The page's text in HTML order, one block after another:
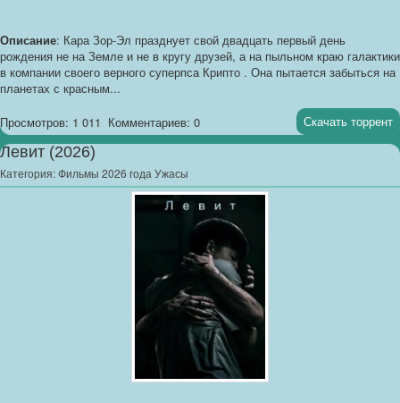
Описание: Кара Зор-Эл празднует свой двадцать первый день
рождения не на Земле и не в кругу друзей, а на пыльном краю галактики
в компании своего верного суперпса Крипто . Она пытается забыться на
планетах с красным...
Просмотров: 1 011 Комментариев: 0 Скачать торрент
Левит (2026)
Категория:Фильмы 2026 года Ужасы